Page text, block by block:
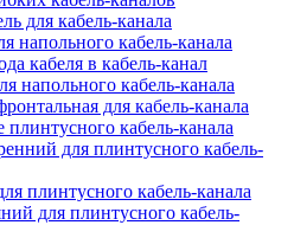
для кабель-канала
напольного кабель-канала
кабеля в кабель-канал
напольного кабель-канала
для кабель-канала
кабель-канала
для плинтусного кабель-
плинтусного кабель-канала
для плинтусного кабель-